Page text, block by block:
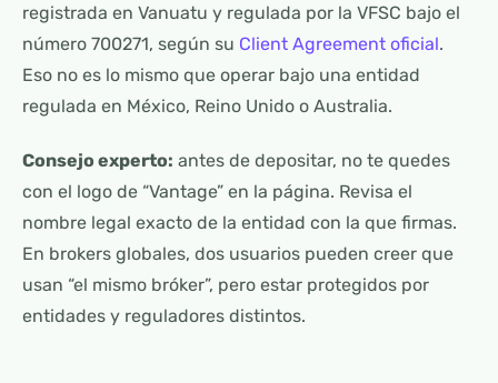
registrada en Vanuatu y regulada por la VFSC bajo el
número 700271, según su Client Agreement oficial.
Eso no es lo mismo que operar bajo una entidad
regulada en México, Reino Unido o Australia.
Consejo experto: antes de depositar, no te quedes
con el logo de “Vantage” en la página. Revisa el
nombre legal exacto de la entidad con la que firmas.
En brokers globales, dos usuarios pueden creer que
usan “el mismo bróker”, pero estar protegidos por
entidades y reguladores distintos.